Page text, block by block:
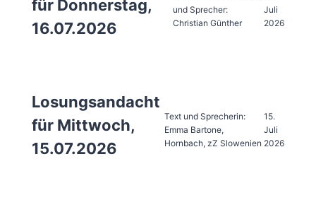
für Donnerstag,
16.07.2026
und Sprecher:
Christian Günther
Juli
2026
Losungsandacht
für Mittwoch,
15.07.2026
Text und Sprecherin:
Emma Bartone,
Hornbach, zZ Slowenien
15.
Juli
2026